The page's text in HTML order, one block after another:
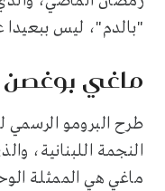
"بالدم"، ليس
ماغي بوغصن
طرح البرومو
ماغي هي الممثلة